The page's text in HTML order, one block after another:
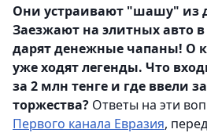
Они устраивают "шашу" из
Заезжают на элитных авто
дарят денежные чапаны! О
уже ходят легенды. Что
за 2 млн тенге и где ввели
торжества? Ответы на эти
Первого канала Евразия,